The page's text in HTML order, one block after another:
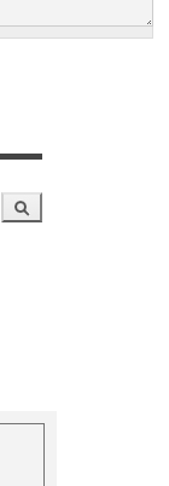
Keresés